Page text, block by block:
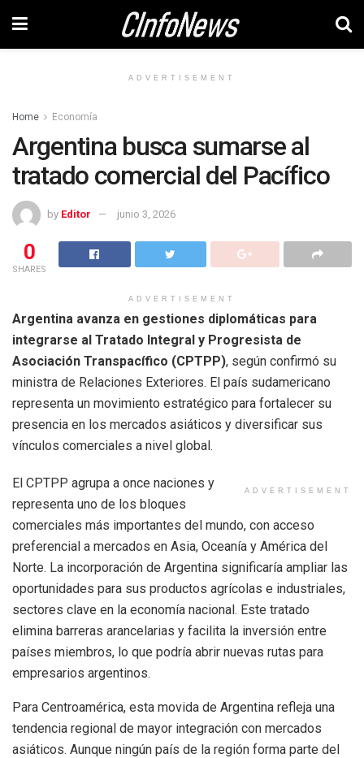
ADVERTISEMENT
Home Economía
Argentina busca sumarse al
tratado comercial del Pacífico
by Editor junio 3, 2026
0
SHARES
ADVERTISEMENT
Argentina avanza en gestiones diplomáticas para
integrarse al Tratado Integral y Progresista de
Asociación Transpacífico (CPTPP), según confirmó su
ministra de Relaciones Exteriores. El país sudamericano
representa un movimiento estratégico para fortalecer su
presencia en los mercados asiáticos y diversificar sus
vínculos comerciales a nivel global.
ADVERTISEMENT
El CPTPP agrupa a once naciones y
representa uno de los bloques
comerciales más importantes del mundo, con acceso
preferencial a mercados en Asia, Oceanía y América del
Norte. La incorporación de Argentina significaría ampliar las
oportunidades para sus productos agrícolas e industriales,
sectores clave en la economía nacional. Este tratado
elimina barreras arancelarias y facilita la inversión entre
países miembros, lo que podría abrir nuevas rutas para
empresarios argentinos.
Para Centroamérica, esta movida de Argentina refleja una
tendencia regional de mayor integración con mercados
asiáticos. Aunque ningún país de la región forma parte del